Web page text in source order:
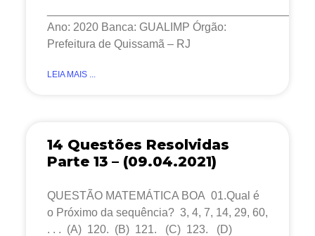
Ano: 2020 Banca: GUALIMP Órgão:
Prefeitura de Quissamã – RJ
LEIA MAIS ...
14 Questões Resolvidas
Parte 13 – (09.04.2021)
QUESTÃO MATEMÁTICA BOA 01.Qual é
o Próximo da sequência? 3, 4, 7, 14, 29, 60,
. . . (A) 120. (B) 121. (C) 123. (D)